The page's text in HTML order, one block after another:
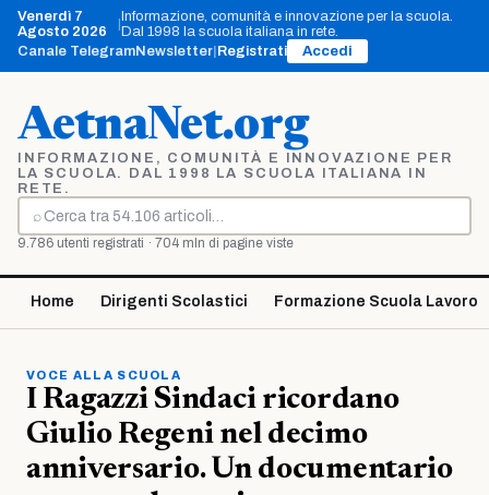
Vai
contenuto
Venerdì 7
Agosto 2026
Informazione, comunità e innovazione per la scuola.
Dal 1998 la scuola italiana in rete.
Canale TelegramNewsletter Registrati Accedi
AetnaNet.org
INFORMAZIONE, COMUNITÀ E INNOVAZIONE PER
LA SCUOLA. DAL 1998 LA SCUOLA ITALIANA IN
RETE.
⌕
Cerca
9.786 utenti registrati · 704 mln di pagine viste
Home Dirigenti Scolastici Formazione Scuola Lavoro
VOCE ALLA SCUOLA
I Ragazzi Sindaci ricordano
Giulio Regeni nel decimo
anniversario. Un documentario